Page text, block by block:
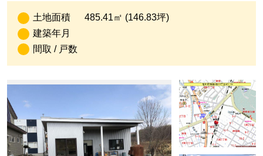
土地面積
485.41㎡ (146.83坪)
建築年月
間取 / 戸数